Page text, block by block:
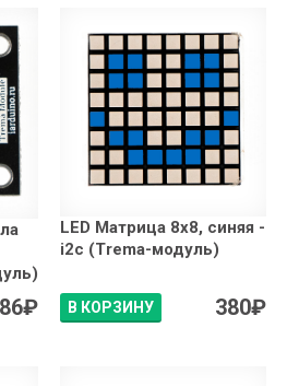
₽
LED Матрица 8x8, синяя -
i2c (Trema-модуль)
В КОРЗИНУ 380₽